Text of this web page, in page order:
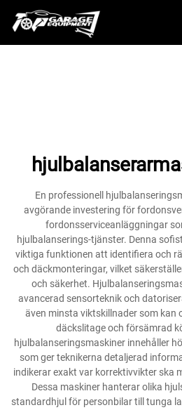
En professionell
avgörande investering för
fordonsserviceanläggningar
hjulbalanserings-tjänster. Denna
viktiga funktionen att identifiera och
och däckmonteringar, vilket
och säkerhet.
avancerad sensorteknik och
även minsta viktskillnader som kan
däckslitage och försämrad
hjulbalanseringsmaskiner innehåller
som ger teknikerna detaljerad
indikerar exakt var korrektivvikter ska
Dessa maskiner hanterar olika
standardhjul för personbilar till tunga